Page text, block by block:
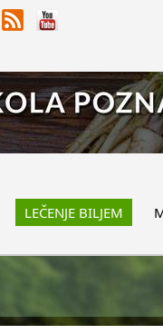
LEČENJE BILJEM